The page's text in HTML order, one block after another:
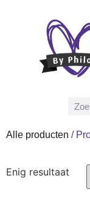
Alle producten /
Enig resultaat